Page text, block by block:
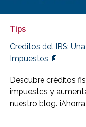
Tips
Creditos del IRS:
Impuestos 📄
Descubre créditos
impuestos y
nuestro blog.